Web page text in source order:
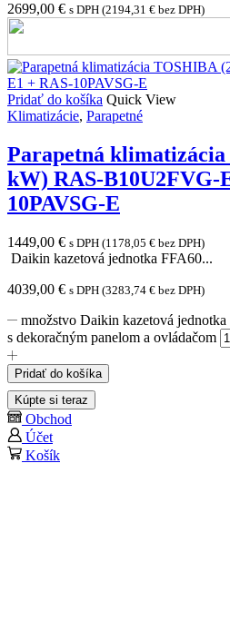
2699,00 € s DPH (2194,31 € bez DPH)
Pridať do košíka Quick View
Klimatizácie, Parapetné
Parapetná
kW) RAS-B10U2FVG-
10PAVSG-E
1449,00 € s DPH (1178,05 € bez DPH)
Daikin kazetová jednotka FFA60...
4039,00 € s DPH (3283,74 € bez DPH)
množstvo Daikin kazetová
s dekoračným panelom a ovládačom
Pridať do košíka
Kúpte si teraz
Obchod
Účet
Košík